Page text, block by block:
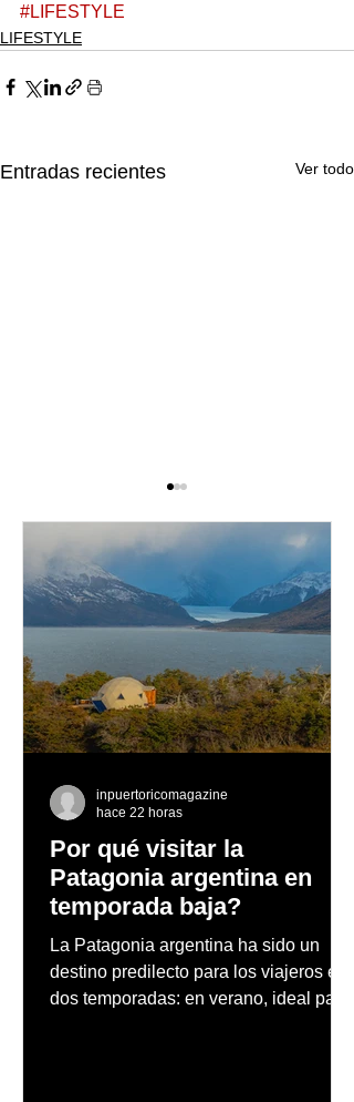
#LIFESTYLE
LIFESTYLE
Entradas recientes Ver todo
La Concha Resort
celebra la ceremonia de
la primera piedra de
LUXE AZUL, el nuevo La
Concha Resort Beach
Club
Por qué visitar la
Patagonia argentina en
temporada baja?
La Patagonia argentina ha sido un
destino predilecto para los viajeros en
dos temporadas: en verano, ideal para
inpuertoricomagazine
hace 22 horas